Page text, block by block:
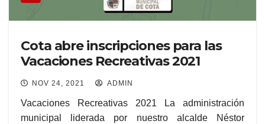
Cota abre inscripciones para las ​​
Vacaciones Recreativas 2021
NOV 24, 2021 ADMIN
Vacaciones Recreativas 2021 La administración
municipal liderada por nuestro alcalde Néstor